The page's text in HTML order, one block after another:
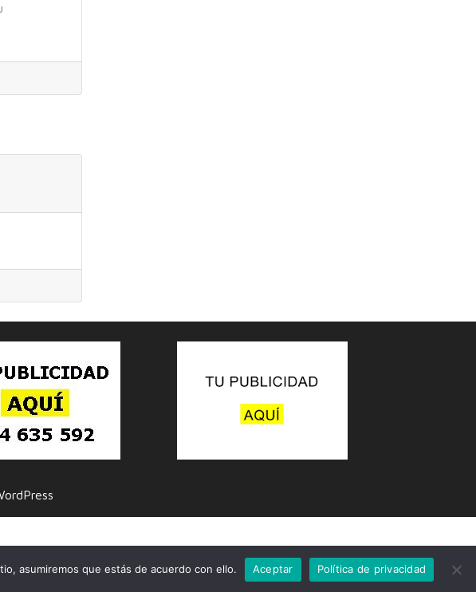
asumiremos que estás de acuerdo con ello. Aceptar Política de privacidad